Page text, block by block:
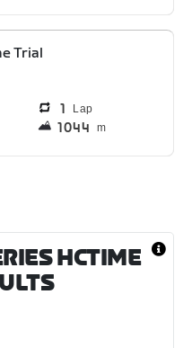
Trial
1 Lap
1044 m
HCTIME